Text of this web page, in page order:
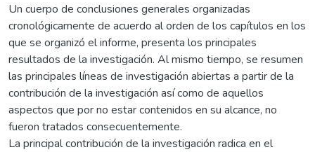
Un cuerpo de conclusiones generales organizadas
cronológicamente de acuerdo al orden de los capítulos en los
que se organizó el informe, presenta los principales
resultados de la investigación. Al mismo tiempo, se resumen
las principales líneas de investigación abiertas a partir de la
contribución de la investigación así como de aquellos
aspectos que por no estar contenidos en su alcance, no
fueron tratados consecuentemente.
La principal contribución de la investigación radica en el